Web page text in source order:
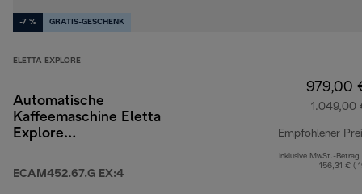
-7 % GRATIS-GESCHENK
ELETTA EXPLORE
Automatische
Kaffeemaschine Eletta
Explore
ECAM452.67.G EX:4
979,00
1.049,00
Empfohlener
Inklusive MwSt.-Betrag
156,31 € (